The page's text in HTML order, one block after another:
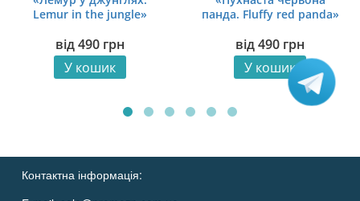
Lemur in the jungle»
від490 грн
У кошик
панда. Fluffy red panda»
від490 грн
У кошик
Контактна інформація: